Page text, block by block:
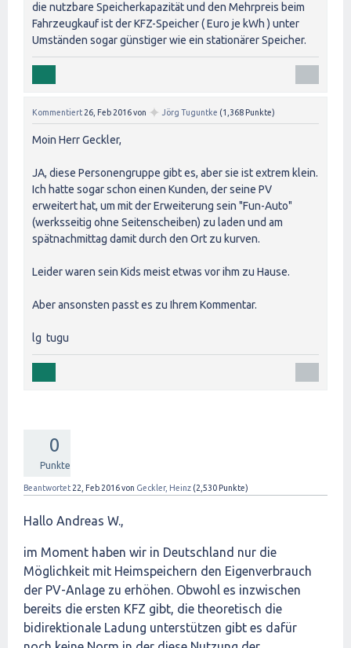
die nutzbare Speicherkapazität und den Mehrpreis beim
Fahrzeugkauf ist der KFZ-Speicher ( Euro je kWh ) unter
Umständen sogar günstiger wie ein stationärer Speicher.
Kommentiert 26, Feb 2016von ✦ Jörg Tuguntke (1,368 Punkte)
Moin Herr Geckler,
JA, diese Personengruppe gibt es, aber sie ist extrem klein.
Ich hatte sogar schon einen Kunden, der seine PV
erweitert hat, um mit der Erweiterung sein "Fun-Auto"
(werksseitig ohne Seitenscheiben) zu laden und am
spätnachmittag damit durch den Ort zu kurven.
Leider waren sein Kids meist etwas vor ihm zu Hause.
Aber ansonsten passt es zu Ihrem Kommentar.
lg tugu
0
Punkte
Beantwortet 22, Feb 2016von Geckler, Heinz (2,530 Punkte)
Hallo Andreas W.,
im Moment haben wir in Deutschland nur die
Möglichkeit mit Heimspeichern den Eigenverbrauch
der PV-Anlage zu erhöhen. Obwohl es inzwischen
bereits die ersten KFZ gibt, die theoretisch die
bidirektionale Ladung unterstützen gibt es dafür